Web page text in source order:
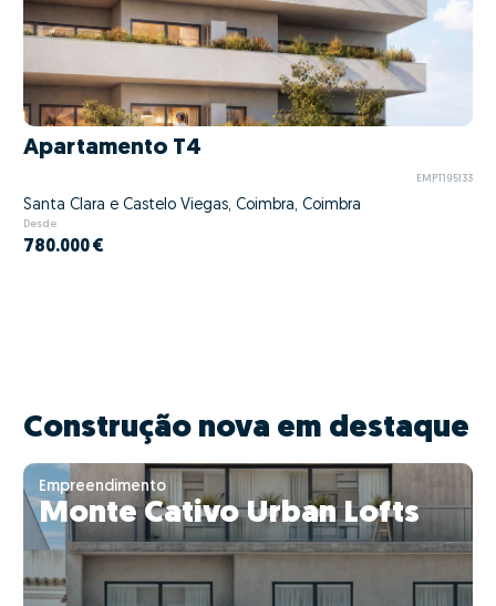
Apartamento T4
EMPT195133
Santa Clara e Castelo Viegas, Coimbra, Coimbra
Desde
780.000 €
Construção nova em destaque
Empreendimento
Monte Cativo Urban Lofts